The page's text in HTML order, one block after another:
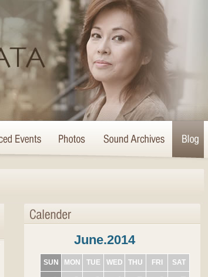
June.2014
SUN MON TUE WED THU FRI SAT